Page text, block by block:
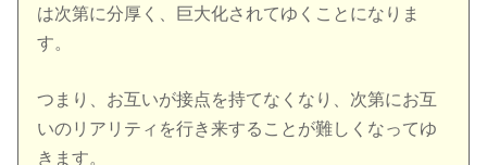
は次第に分厚く、巨大化されてゆくことになりま
す。
つまり、お互いが接点を持てなくなり、次第にお互
いのリアリティを行き来することが難しくなってゆ
きます。